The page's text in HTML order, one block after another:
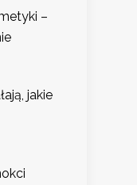
–
jakie